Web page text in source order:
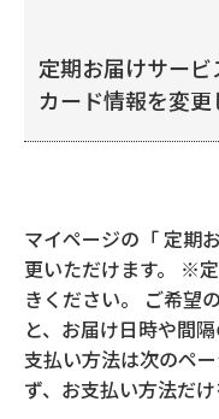
定期お届けサー
カード情報を変更
マイページの「 定期
更いただけます。 ※
きください。 ご希望
と、お届け日時や間
支払い方法は次のペ
ず、お支払い方法だ